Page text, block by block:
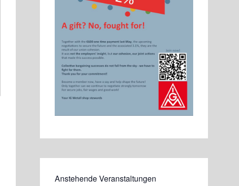
Anstehende Veranstaltungen